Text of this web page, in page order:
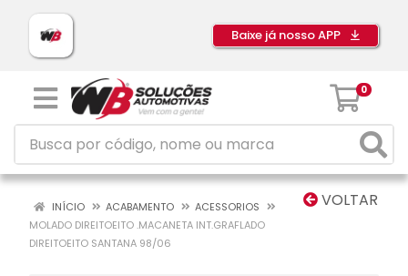
Baixe já nosso APP
0
VOLTAR
INÍCIO ACABAMENTO
ACESSORIOS
MOLADO DIREITOEITO .MACANETA INT.GRAFLADO
DIREITOEITO SANTANA 98/06